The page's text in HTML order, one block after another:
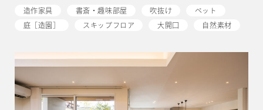
造作家具 書斎・趣味部屋 吹抜け ペット
庭［造園］ スキップフロア 大開口 自然素材